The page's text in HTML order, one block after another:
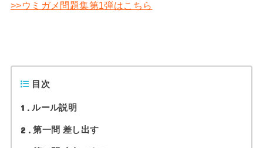
>>ウミガメ問題集第1弾はこちら
目次
1 ルール説明
2 第一問 差し出す